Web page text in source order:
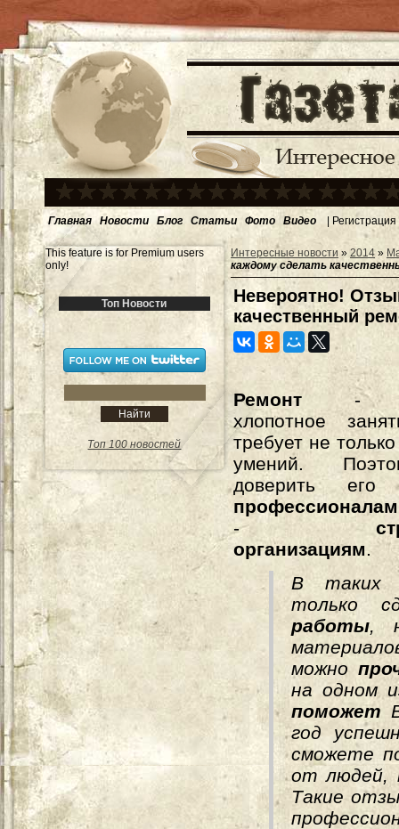
Главная Новости Блог Статьи Фото Видео | Регистрация
This feature is for Premium users
only!
Топ Новости
Топ 100 новостей
Интересные новости » 2014 »
каждому сделать
Невероятно!
качественный
Ремонт -
хлопотное
требует не
умений.
доверить
профессионалам
-
организациям.
В таких
только
работы,
можно
на одном
поможет
год
сможете
от людей,
Такие